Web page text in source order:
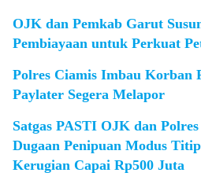
OJK dan Pemkab Garut
Pembiayaan untuk Perkuat
Polres Ciamis Imbau
Paylater Segera Melapor
Satgas PASTI OJK dan
Dugaan Penipuan Modus
Kerugian Capai Rp500 Juta